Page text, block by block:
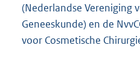
(Nederlandse Vereniging
Geneeskunde) en de
voor Cosmetische